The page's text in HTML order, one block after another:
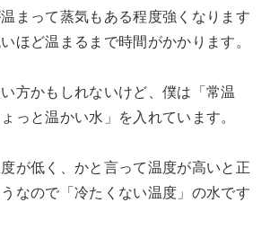
まって蒸気もある程度強くなります
ほど温まるまで時間がかかります。
方かもしれないけど、僕は「常温
っと温かい水」を入れています。
が低く、かと言って温度が高いと正
なので「冷たくない温度」の水です